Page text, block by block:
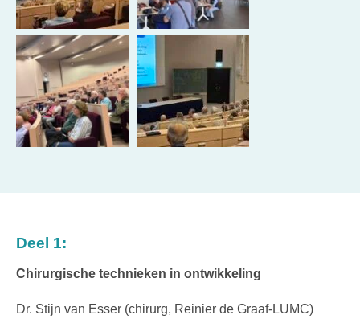
Deel 1:
Chirurgische technieken in ontwikkeling
Dr. Stijn van Esser (chirurg, Reinier de Graaf-LUMC)